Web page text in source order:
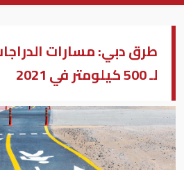
طرق دبي: مسارات
لـ 500 كيلومتر في 2021